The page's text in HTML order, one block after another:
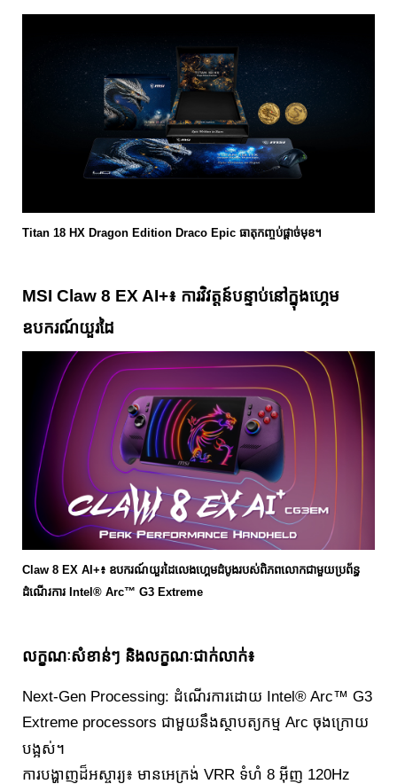
Titan 18 HX Dragon Edition Draco Epic ធាតុកញ្ចប់ផ្តាច់មុខ។
MSI Claw 8 EX AI+៖ ការវិវត្តន៍បន្ទាប់នៅក្នុងហ្គេម
ឧបករណ៍យួរដៃ
Claw 8 EX AI+៖ ឧបករណ៍យួរដៃលេងហ្គេមដំបូងរបស់ពិភពលោកជាមួយប្រព័ន្ធ
ដំណើរការ Intel® Arc™ G3 Extreme
លក្ខណៈសំខាន់ៗ និងលក្ខណៈជាក់លាក់៖
Next-Gen Processing: ដំណើរការដោយ Intel® Arc™ G3
Extreme processors ជាមួយនឹងស្ថាបត្យកម្ម Arc ចុងក្រោយ
បង្អស់។
ការបង្ហាញដ៏អស្ចារ្យ៖ មានអេក្រង់ VRR ទំហំ 8 អ៊ីញ 120Hz